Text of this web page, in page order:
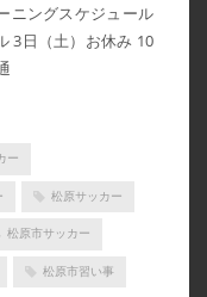
ニングスケジュール
3日（土）お休み 10
ー
松原サッカー
松原市サッカー
松原市習い事